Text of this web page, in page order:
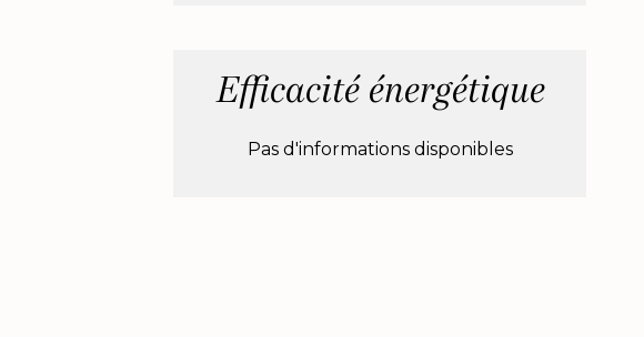
Efficacité énergétique
Pas d'informations disponibles